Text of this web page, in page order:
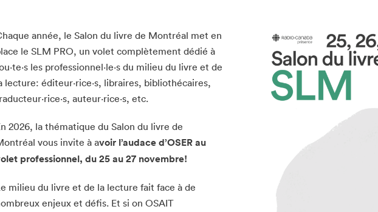
année, le Salon du livre de Montréal met en
le SLM PRO, un volet complètement dédié à
les professionnel·le·s du milieu du livre et de
lecture: éditeur·rice·s, libraires, bibliothécaires,
auteur·rice·s, etc.
2026, la thématique du Salon du livre de
vous invite à avoir l’audace d’OSER au
professionnel, du 25 au 27 novembre!
milieu du livre et de la lecture fait face à de
enjeux et défis. Et si on OSAIT